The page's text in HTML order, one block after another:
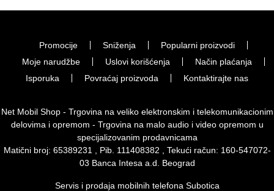
Promocije Sniženja
Popularni proizvodi
Moje narudžbe
Uslovi korišćenja
Način plaćanja
Isporuka
Povraćaj proizvoda Kontaktirajte nas
Net Mobil Shop - Trgovina na veliko elektronskim i telekomunikacionim
delovima i opremom - Trgovina na malo audio i video opremom u
specijalizovanim prodavnicama
Matični broj: 65389231 , Pib. 111408382 , Tekući račun: 160-547072-
03 Banca Intesa a.d. Beograd
Servis i prodaja mobilnih telefona Subotica